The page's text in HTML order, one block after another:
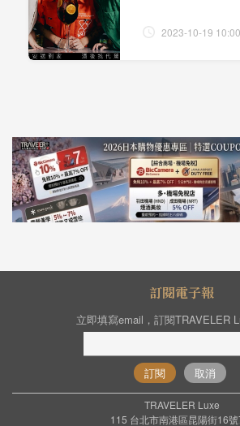
2023-10-19
訂閱電子報
立即填寫email，訂閱TRAVELER
訂閱 取消
TRAVELER Luxe
115 台北市南港區昆陽街16